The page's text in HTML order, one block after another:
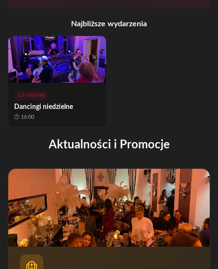
Najbliższe wydarzenia
Co niedzielę
Dancingi niedzielne
🕐 16:00
Aktualności i Promocje